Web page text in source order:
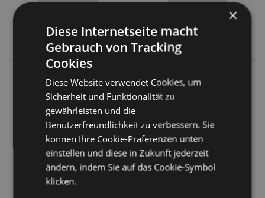
ANMELDEN ANMELDEN
Jingle Bunch
Weihnachten
Capybara
×
Diese Internetseite macht
Gebrauch von Tracking
Cookies
Diese Website verwendet Cookies, um
Sicherheit und Funktionalität zu
gewährleisten und die
Benutzerfreundlichkeit zu verbessern. Sie
können Ihre Cookie-Präferenzen unten
einstellen und diese in Zukunft jederzeit
ändern, indem Sie auf das Cookie-Symbol
klicken.